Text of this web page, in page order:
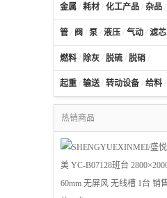
金属 / 耗材 / 化工产品 / 杂品 /
管 / 阀 / 泵 / 液压 / 气动 / 滤芯
燃料 / 除灰 / 脱硫 / 脱硝 /
起重 / 输送/ 转动设备 / 给料 /
热销商品